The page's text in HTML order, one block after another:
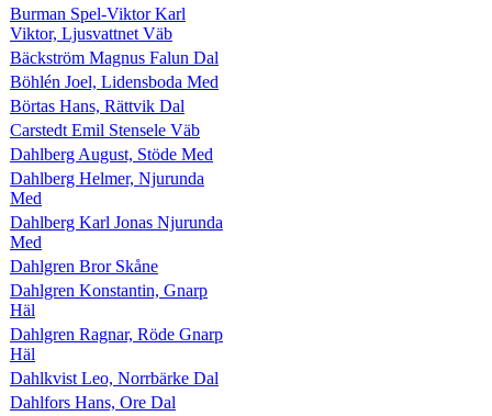
Burman Spel-Viktor Karl
Viktor, Ljusvattnet Väb
Bäckström Magnus Falun Dal
Böhlén Joel, Lidensboda Med
Börtas Hans, Rättvik Dal
Carstedt Emil Stensele Väb
Dahlberg August, Stöde Med
Dahlberg Helmer, Njurunda
Med
Dahlberg Karl Jonas Njurunda
Med
Dahlgren Bror Skåne
Dahlgren Konstantin, Gnarp
Häl
Dahlgren Ragnar, Röde Gnarp
Häl
Dahlkvist Leo, Norrbärke Dal
Dahlfors Hans, Ore Dal